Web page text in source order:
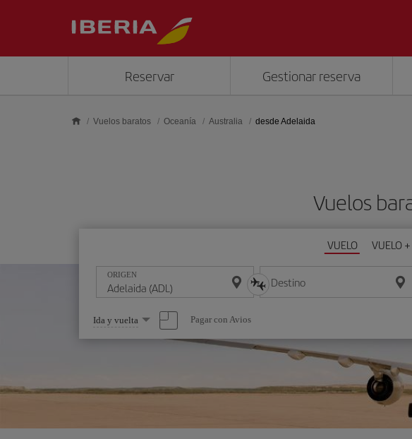
Reservar Gestionar reserva
Vuelos baratos Oceanía Australia desde Adelaida
Vuelos
VUELO VUELO +
ORIGEN Destino
Seleccione
una
opción
Ida y vuelta Pagar con Avios